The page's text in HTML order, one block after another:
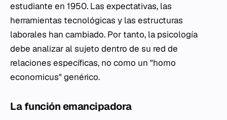
estudiante en 1950. Las expectativas, las
herramientas tecnológicas y las estructuras
laborales han cambiado. Por tanto, la psicología
debe analizar al sujeto dentro de su red de
relaciones específicas, no como un "homo
economicus" genérico.
La función emancipadora